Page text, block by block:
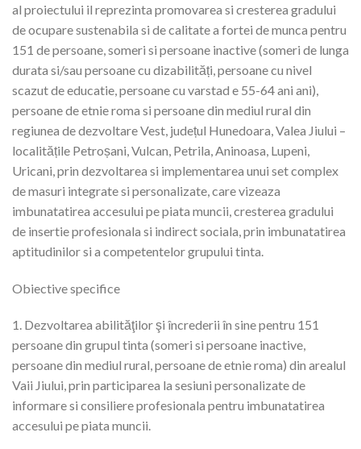
al proiectului il reprezinta promovarea si cresterea gradului
de ocupare sustenabila si de calitate a fortei de munca pentru
151 de persoane, someri si persoane inactive (someri de lunga
durata si/sau persoane cu dizabilități, persoane cu nivel
scazut de educatie, persoane cu varstad e 55-64 ani ani),
persoane de etnie roma si persoane din mediul rural din
regiunea de dezvoltare Vest, județul Hunedoara, Valea Jiului –
localitățile Petroșani, Vulcan, Petrila, Aninoasa, Lupeni,
Uricani, prin dezvoltarea si implementarea unui set complex
de masuri integrate si personalizate, care vizeaza
imbunatatirea accesului pe piata muncii, cresterea gradului
de insertie profesionala si indirect sociala, prin imbunatatirea
aptitudinilor si a competentelor grupului tinta.
Obiective specifice
1. Dezvoltarea abilităţilor şi încrederii în sine pentru 151
persoane din grupul tinta (someri si persoane inactive,
persoane din mediul rural, persoane de etnie roma) din arealul
Vaii Jiului, prin participarea la sesiuni personalizate de
informare si consiliere profesionala pentru imbunatatirea
accesului pe piata muncii.